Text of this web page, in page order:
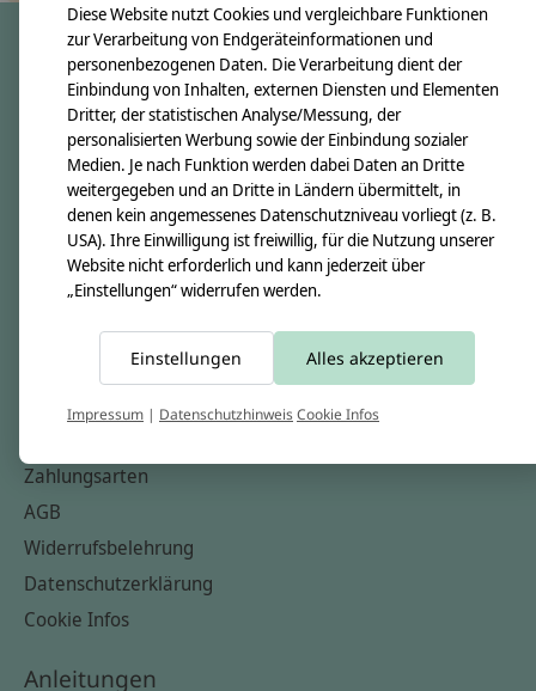
crêpes suzette
Über uns
Unsere Creppies
Nähkästchen
Unsere Stoffe
Impressum
Informationen
Kontakt
Zahlungsarten
AGB
Widerrufsbelehrung
Datenschutzerklärung
Cookie Infos
Anleitungen
Diese Website nutzt Cookies und vergleichbare Funktionen
zur Verarbeitung von Endgeräteinformationen und
personenbezogenen Daten. Die Verarbeitung dient der
Einbindung von Inhalten, externen Diensten und Elementen
Dritter, der statistischen Analyse/Messung, der
personalisierten Werbung sowie der Einbindung sozialer
Medien. Je nach Funktion werden dabei Daten an Dritte
weitergegeben und an Dritte in Ländern übermittelt, in
denen kein angemessenes Datenschutzniveau vorliegt (z. B.
USA). Ihre Einwilligung ist freiwillig, für die Nutzung unserer
Website nicht erforderlich und kann jederzeit über
„Einstellungen“ widerrufen werden.
Einstellungen Alles akzeptieren
Impressum | DatenschutzhinweisCookie Infos